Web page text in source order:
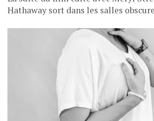
Hathaway sort dans les salles